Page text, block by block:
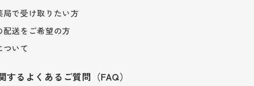
局で受け取りたい方
配送をご希望の方
ついて
するよくあるご質問（FAQ）